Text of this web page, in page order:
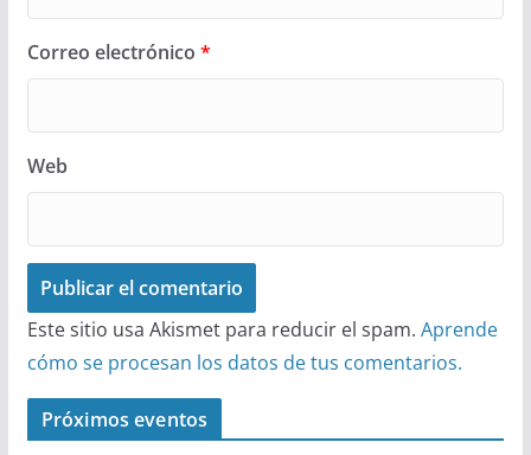
Correo electrónico *
Web
Este sitio usa Akismet para reducir el spam. Aprende
cómo se procesan los datos de tus comentarios.
Próximos eventos